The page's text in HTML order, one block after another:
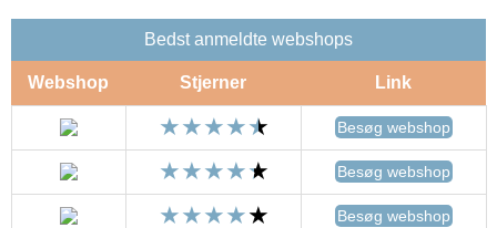
Bedst anmeldte webshops
Webshop Stjerner Link
Besøg webshop
Besøg webshop
Besøg webshop